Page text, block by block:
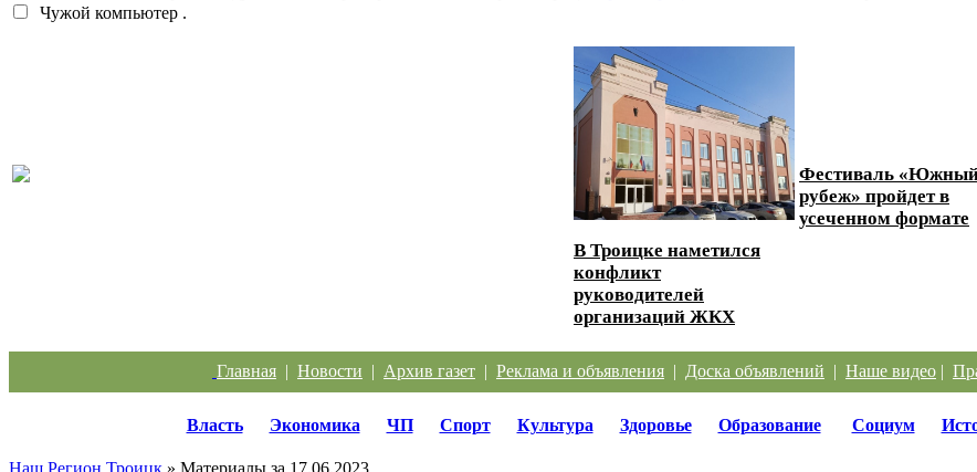
Чужой компьютер .
В Троицке наметился
конфликт
руководителей
организаций ЖКХ
Фестиваль
рубеж» пройдет в
усеченном формате
Главная | Новости | Архив газет | Реклама и объявления | Доска объявлений | Наше видео |
Власть Экономика ЧП Спорт Культура Здоровье Образование Социум
Наш Регион Троицк » Материалы за 17.06.2023